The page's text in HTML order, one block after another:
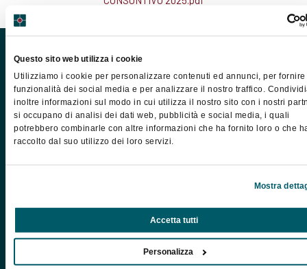
Questo sito web utilizza i cookie
Utilizziamo i cookie per personalizzare contenuti ed annunci, per fornire
funzionalità dei social media e per analizzare il nostro traffico.
inoltre informazioni sul modo in cui utilizza il nostro sito con i nostri
si occupano di analisi dei dati web, pubblicità e social media, i quali
potrebbero combinarle con altre informazioni che ha fornito loro o che
raccolto dal suo utilizzo dei loro servizi.
Mostra
Accetta tutti
Personalizza
Associazione Nazionale della Meeting Industry italiana
federcongressi@federcongressi.it
388 7270838